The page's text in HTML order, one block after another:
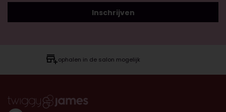
ophalen in de salon mogelijk